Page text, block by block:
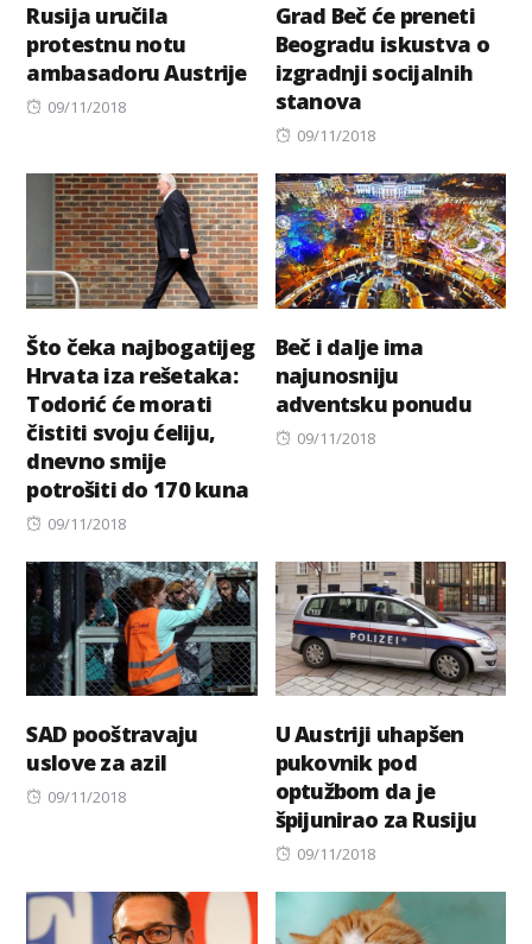
Rusija uručila
protestnu notu
ambasadoru Austrije
Posted
09/11/2018
Grad Beč će preneti
Beogradu iskustva o
izgradnji socijalnih
stanova
Posted
09/11/2018
Što čeka najbogatijeg
Hrvata iza rešetaka:
Todorić će morati
čistiti svoju ćeliju,
dnevno smije
potrošiti do 170 kuna
Posted
09/11/2018
Beč i dalje ima
najunosniju
adventsku ponudu
Posted
09/11/2018
SAD pooštravaju
uslove za azil
Posted
09/11/2018
U Austriji uhapšen
pukovnik pod
optužbom da je
špijunirao za Rusiju
Posted
09/11/2018